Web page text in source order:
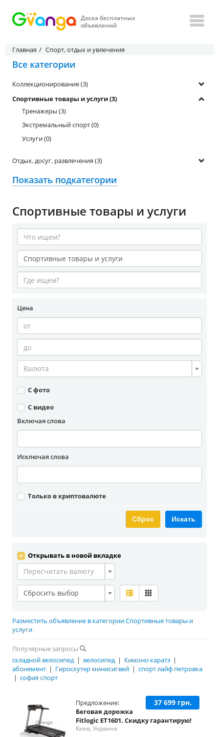
Доска бесплатных
объявлений
Главная Спорт, отдых и увлечения
Все категории
Коллекционирование (3)
Спортивные товары и услуги (3)
Тренажеры (3)
Экстремальный спорт (0)
Услуги (0)
Отдых, досуг, развлечения (3)
Показать подкатегории
Спортивные товары и услуги
Цена
Валюта
С фото
С видео
Включая слова
Исключая слова
Только в криптовалюте
Искать
Сброс
Открывать в новой вкладке
Пересчитать валюту
Сбросить выбор
Разместить объявление в категории Спортивные товары и
услуги
Популярные запросы
складной велосипед| велосипед| Кимоно каратэ |
абонемент | Гироскутер минисигвей | спорт лайф петровка
| софия спорт
37 699 грн.
Предложение:
Беговая дорожка
Fitlogic ET1601. Скидку гарантирую!
Киев, Украина